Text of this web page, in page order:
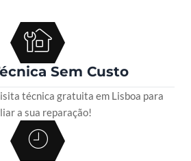
Sem Custo
técnica gratuita em Lisboa para
a sua reparação!